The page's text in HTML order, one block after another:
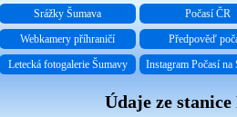
Srážky Šumava
Počasí ČR
Webkamery příhraničí
Předpověď
Letecká fotogalerie Šumavy Instagram Počasí na
Údaje ze stanice